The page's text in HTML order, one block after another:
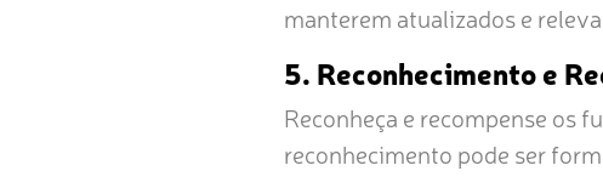
manterem atualizados e
5. Reconhecimento e
Reconheça e recompense os
reconhecimento pode ser